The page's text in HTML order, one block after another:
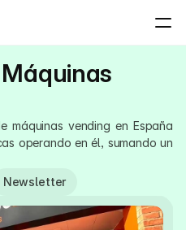
máquinas vending en España
operando en él, sumando un
Newsletter